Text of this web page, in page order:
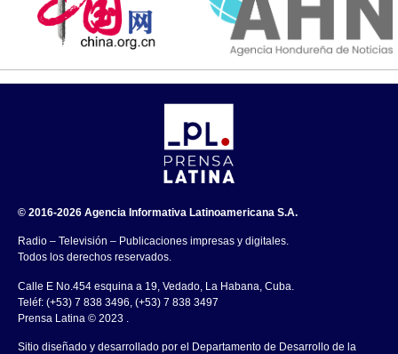
© 2016-2026 Agencia Informativa Latinoamericana S.A.
Radio – Televisión – Publicaciones impresas y digitales.
Todos los derechos reservados.
Calle E No.454 esquina a 19, Vedado, La Habana, Cuba.
Teléf: (+53) 7 838 3496, (+53) 7 838 3497
Prensa Latina © 2023 .
Sitio diseñado y desarrollado por el Departamento de Desarrollo de la